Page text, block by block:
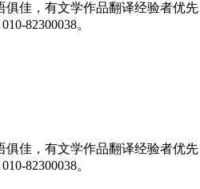
佳，有文学作品翻译经验者优
82300038。
佳，有文学作品翻译经验者优
82300038。